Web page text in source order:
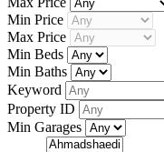
Min Price
Max Price
Min Beds
Min Baths
Keyword
Property ID
Min Garages